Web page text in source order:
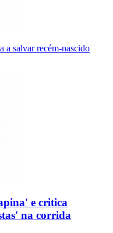
a salvar recém-nascido
e critica
na corrida